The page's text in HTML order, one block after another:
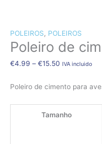
POLEIROS, POLEIROS
Poleiro de
€4.99 – €15.50
range:
€4.99
through
€15.50
IVA incluido
Poleiro de cimento para
Tamanho
de
Poleiro
de
cimento
aves